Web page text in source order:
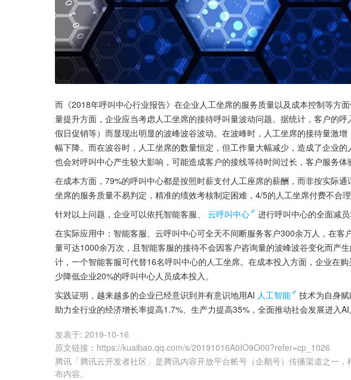
而《2018年呼叫中心行业报告》在企业人工坐席的服务质量以及成本控制等方
量提升方面，企业应当考虑人工坐席的接待呼叫量波动问题。据统计，客户的
假日促销等）而显现出明显的波峰波谷波动。在波峰时，人工坐席的接待量激
幅下降。而在波谷时，人工坐席的数量恒定，但工作量大幅减少，造成了企业
也会对呼叫中心产生较大影响，可能造成客户的接线等待时间过长，客户服务体
在成本方面，79%的呼叫中心都是按照时薪支付人工座席的薪酬，而非按实际
坐席的服务质量不易判定，精准的绩效考核制定困难，4/5的人工坐席付费不合理
针对以上问题，企业可以依托智能客服、
云呼叫中心
进行呼叫中心的全面减员
在实际应用中：智能客服、云呼叫中心可全天不间断服务客户300余万人，在客
量可达1000余万次，且智能客服的接待不会因客户咨询量的波峰波谷变化而产
计，一个智能客服可代替16名呼叫中心的人工坐席。在成本投入方面，企业在
少降低企业20%的呼叫中心人员成本投入。
实践证明，越来越多的企业已经意识到并有意识地用AI 人工智能
技术为自身
助力全行业的经济增长率提高1.7%、生产力提高35%，全面推动社会发展进入AI
发表于: 2019-10-16
原文链接 ： https://kuaibao.qq.com/s/20191016A0IO9O00?refer=cp_1026
腾讯「腾讯云开发者社区」是腾讯内容开放平台帐号（企鹅号）传播渠道之一，
布内容。